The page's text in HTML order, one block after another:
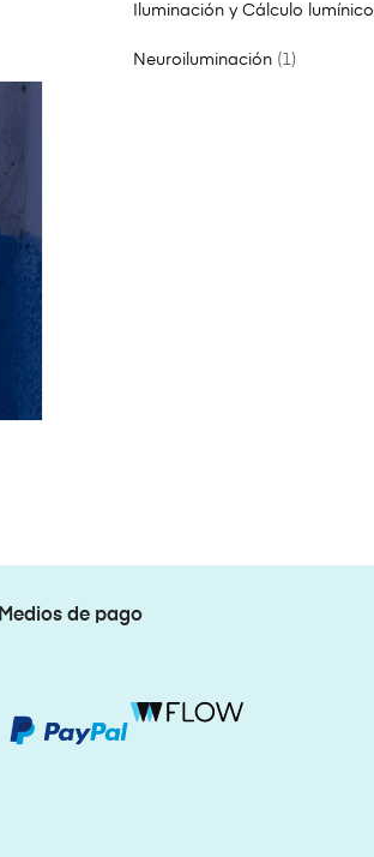
Iluminación y Cálculo lumínico
Neuroiluminación 1
Medios de pago